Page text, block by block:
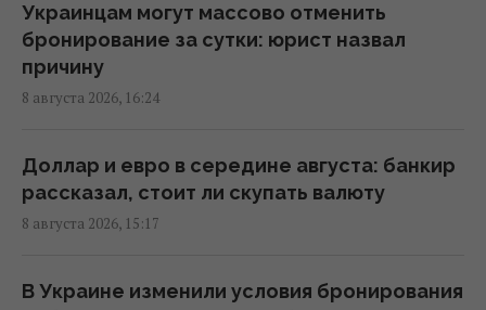
Избрание судей МУС: что случилось с
кандидатом от Украины
15:04 суббота, 08 августа 2026
Россия уничтожает украинское сельское
хозяйство и саму природу Украины, –
Forbes
Украинцам могут массово отменить
бронирование за сутки: юрист назвал
причину
8 августа 2026, 16:24
Доллар и евро в середине августа: банкир
рассказал, стоит ли скупать валюту
8 августа 2026, 15:17
В Украине изменили условия бронирования